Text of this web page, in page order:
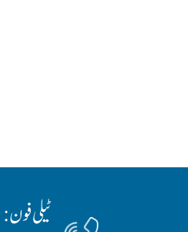
ٹیلی فون: